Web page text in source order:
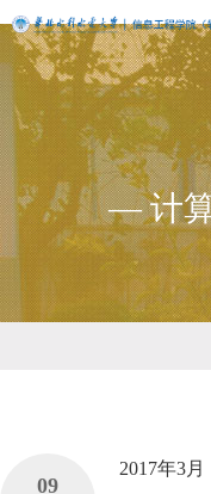
— 计
09
2017年3